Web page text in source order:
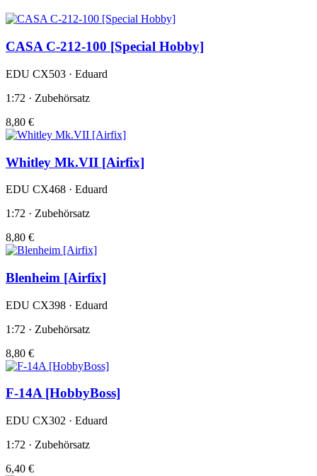
CASA C-212-100 [Special Hobby]
EDU CX503 · Eduard
1:72 · Zubehörsatz
8,80 €
Whitley Mk.VII [Airfix]
EDU CX468 · Eduard
1:72 · Zubehörsatz
8,80 €
Blenheim [Airfix]
EDU CX398 · Eduard
1:72 · Zubehörsatz
8,80 €
F-14A [HobbyBoss]
EDU CX302 · Eduard
1:72 · Zubehörsatz
6,40 €